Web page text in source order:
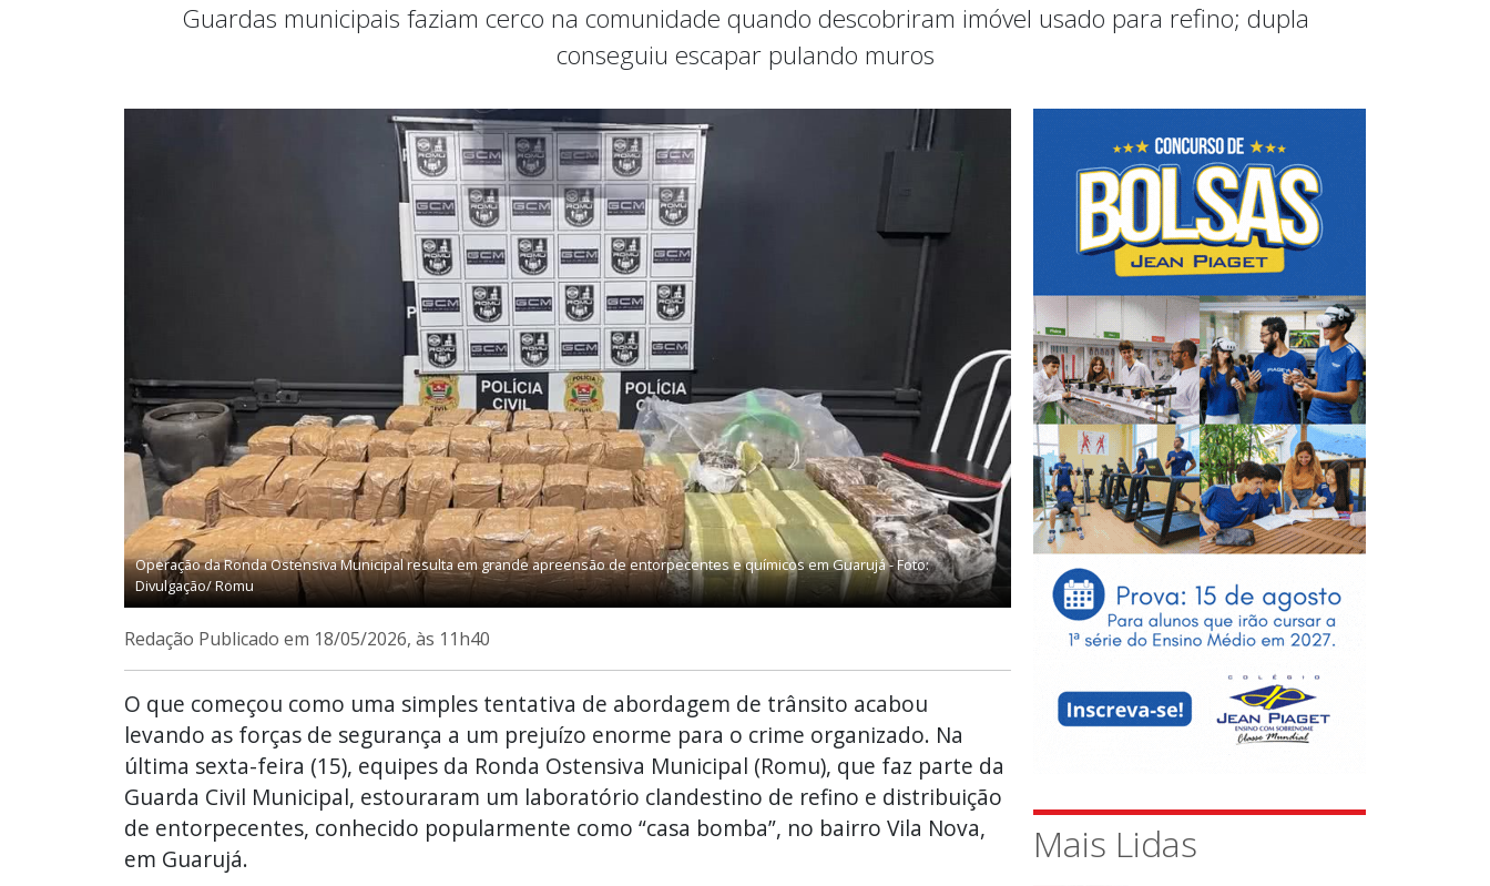
Guardas municipais faziam cerco na comunidade quando descobriram imóvel usado para refino; dupla
conseguiu escapar pulando muros
Operação da Ronda Ostensiva Municipal resulta em grande apreensão de entorpecentes e químicos em Guarujá - Foto:
Divulgação/ Romu
Redação Publicado em 18/05/2026, às 11h40
O que começou como uma simples tentativa de abordagem de trânsito acabou
levando as forças de segurança a um prejuízo enorme para o crime organizado. Na
última sexta-feira (15), equipes da Ronda Ostensiva Municipal (Romu), que faz parte da
Guarda Civil Municipal, estouraram um laboratório clandestino de refino e distribuição
de entorpecentes, conhecido popularmente como “casa bomba”, no bairro Vila Nova,
em Guarujá.
Mais Lidas